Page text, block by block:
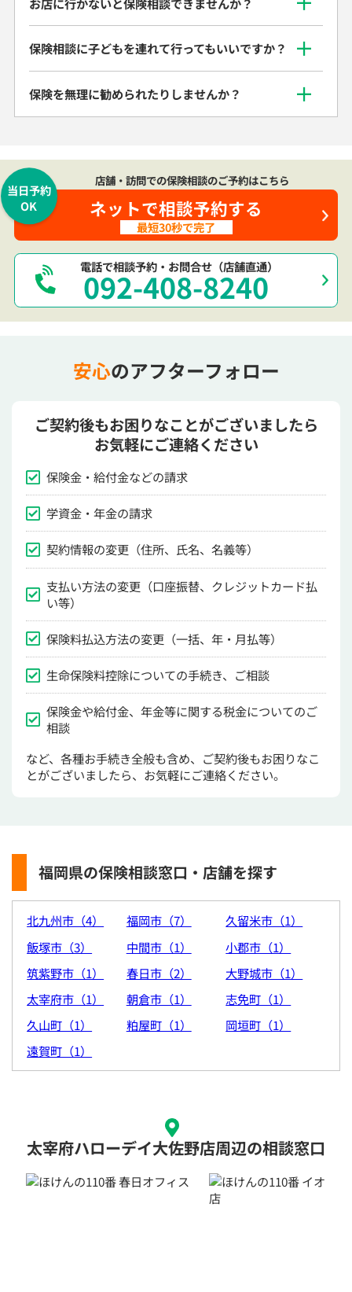
保険相談に子どもを連れて行ってもいいですか？
保険を無理に勧められたりしませんか？
電話で相談予約・お問合せ（店舗直通）
092-408-8240
店舗・訪問での保険相談のご予約はこちら
当日予約
OK
ネットで相談予約する
最短30秒で完了
安心のアフターフォロー
ご契約後もお困りなことがございましたら
お気軽にご連絡ください
保険金・給付金などの請求
学資金・年金の請求
契約情報の変更（住所、氏名、名義等）
支払い方法の変更（口座振替、クレジットカード払
い等）
保険料払込方法の変更（一括、年・月払等）
生命保険料控除についての手続き、ご相談
保険金や給付金、年金等に関する税金についてのご
相談
など、各種お手続き全般も含め、ご契約後もお困りなこ
とがございましたら、お気軽にご連絡ください。
福岡県の保険相談窓口・店舗を探す
北九州市（4） 福岡市（7）
久留米市（1）
飯塚市（3）
中間市（1）
小郡市（1）
筑紫野市（1）
春日市（2）
大野城市（1）
太宰府市（1）
朝倉市（1）
志免町（1）
久山町（1）
粕屋町（1）
岡垣町（1）
遠賀町（1）
太宰府ハローデイ大佐野店周辺の相談窓口